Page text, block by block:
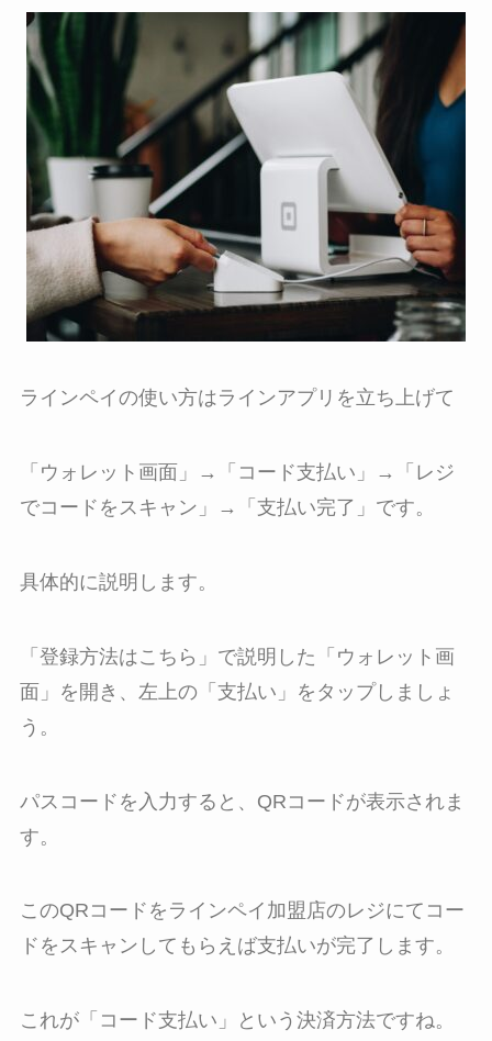
ラインペイの使い方はラインアプリを立ち上げて
「ウォレット画面」→「コード支払い」→「レジ
でコードをスキャン」→「支払い完了」です。
具体的に説明します。
「登録方法はこちら」で説明した「ウォレット画
面」を開き、左上の「支払い」をタップしましょ
う。
パスコードを入力すると、QRコードが表示されま
す。
このQRコードをラインペイ加盟店のレジにてコー
ドをスキャンしてもらえば支払いが完了します。
これが「コード支払い」という決済方法ですね。